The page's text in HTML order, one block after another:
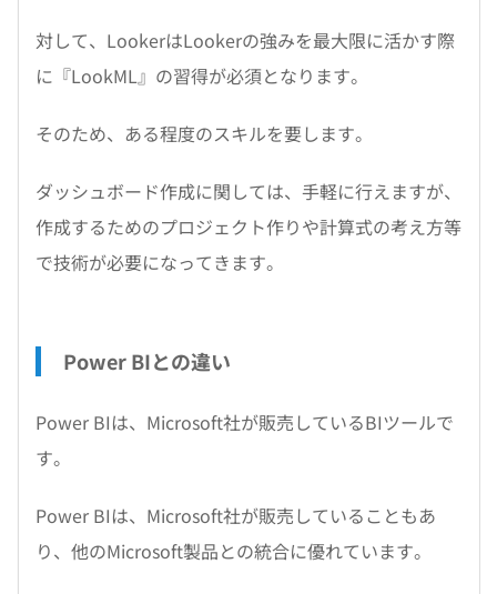
対して、LookerはLookerの強みを最大限に活かす際
に『LookML』の習得が必須となります。
そのため、ある程度のスキルを要します。
ダッシュボード作成に関しては、手軽に行えますが、
作成するためのプロジェクト作りや計算式の考え方等
で技術が必要になってきます。
Power BIとの違い
Power BIは、Microsoft社が販売しているBIツールで
す。
Power BIは、Microsoft社が販売していることもあ
り、他のMicrosoft製品との統合に優れています。